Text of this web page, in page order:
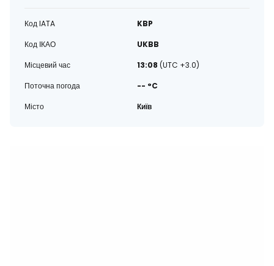
Код IATA
KBP
Код ІКАО
UKBB
Місцевий час
13:08 (UTC +3.0)
Поточна погода
-- °C
Місто
Київ